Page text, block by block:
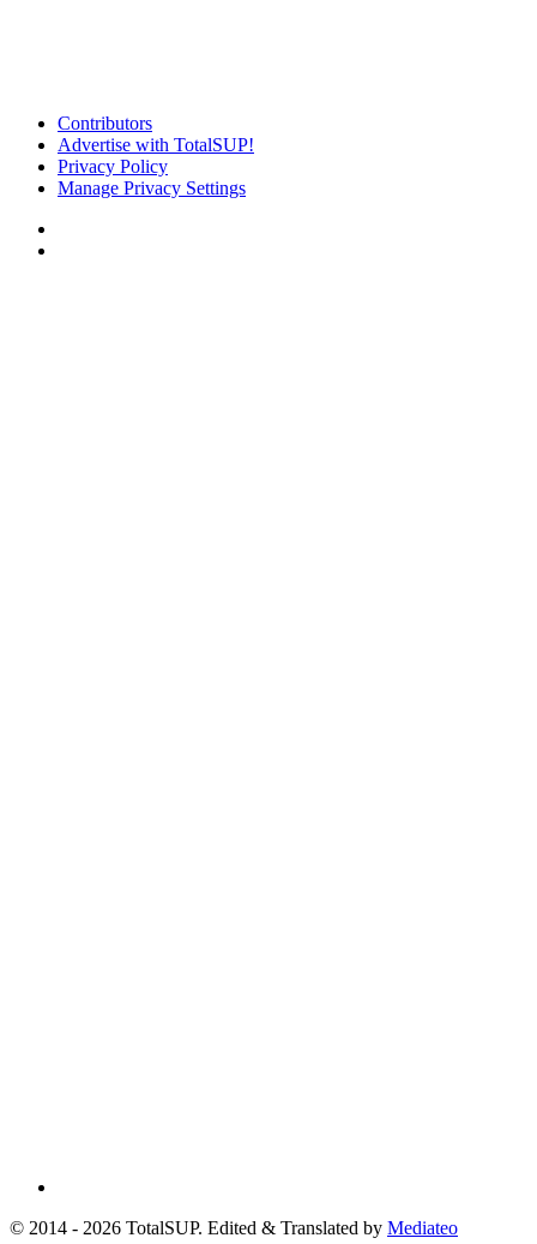
Contributors
Advertise with TotalSUP!
Privacy Policy
Manage Privacy Settings
© 2014 - 2026 TotalSUP. Edited & Translated by Mediateo